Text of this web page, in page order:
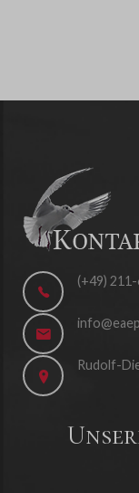
(+49)
Rudolf-